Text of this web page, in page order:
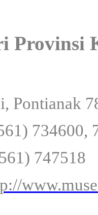
Provinsi
Pontianak
734600,
747518